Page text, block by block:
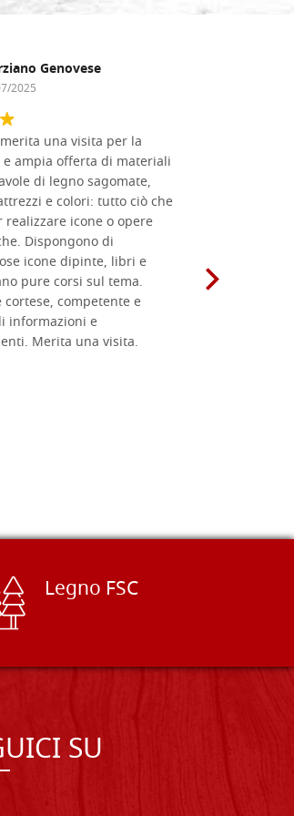
ACQUISTA
ACQUISTA
Giacenza: 13 - COD. C0464
ACQUISTA
Giacenza: 7 - COD. C0461
Genovese
2025
una visita per la
ampia offerta di materiali
di legno sagomate,
e colori: tutto ciò che
realizzare icone o opere
Dispongono di
icone dipinte, libri e
pure corsi sul tema.
cortese, competente e
informazioni e
Merita una visita.
Legno FSC
SU